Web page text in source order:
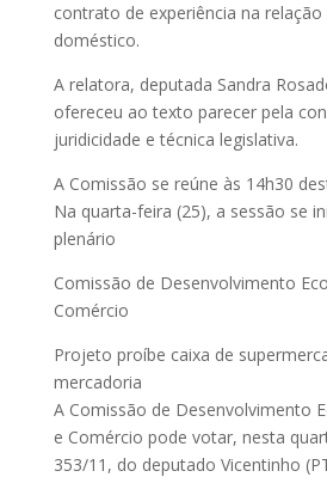
contrato de experiência na
doméstico.
A relatora, deputada Sandra
ofereceu ao texto parecer pela
juridicidade e técnica legislativa.
A Comissão se reúne às 14h30
Na quarta-feira (25), a sessão se
plenário
Comissão de Desenvolvimento
Comércio
Projeto proíbe caixa de
mercadoria
A Comissão de Desenvolvimento
e Comércio pode votar, nesta
353/11, do deputado Vicentinho